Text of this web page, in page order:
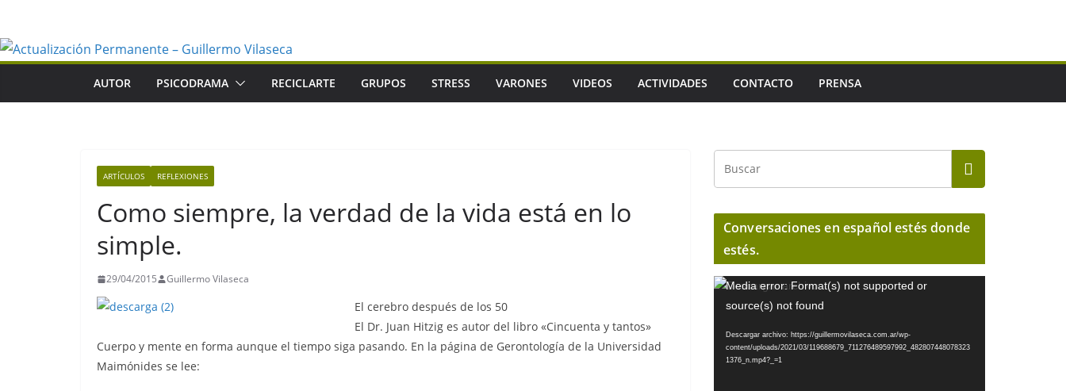
contenido
AUTOR PSICODRAMA RECICLARTE GRUPOS STRESS VARONES VIDEOS ACTIVIDADES CONTACTO PRENSA
ARTÍCULOS REFLEXIONES
Como siempre, la verdad de la vida está en lo
simple.
29/04/2015 Guillermo Vilaseca
El cerebro después de los 50
El Dr. Juan Hitzig es autor del libro «Cincuenta y tantos»
Cuerpo y mente en forma aunque el tiempo siga pasando. En la página de Gerontología de la Universidad
Maimónides se lee:
Conversaciones en español estés donde
estés.
R Media error: Format(s) not supported or
source(s) not found
Descargar archivo: https://guillermovilaseca.com.ar/wp-
content/uploads/2021/03/119688679_711276489597992_482807448078323
1376_n.mp4?_=1